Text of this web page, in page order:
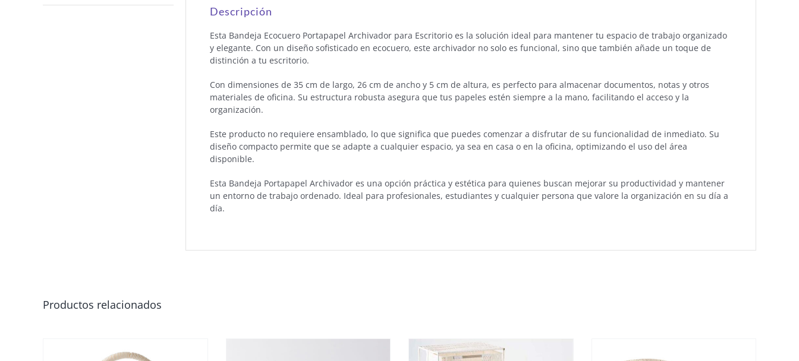
Descripción
Esta Bandeja Ecocuero Portapapel Archivador para Escritorio es la solución ideal para mantener tu espacio de trabajo organizado
y elegante. Con un diseño sofisticado en ecocuero, este archivador no solo es funcional, sino que también añade un toque de
distinción a tu escritorio.
Con dimensiones de 35 cm de largo, 26 cm de ancho y 5 cm de altura, es perfecto para almacenar documentos, notas y otros
materiales de oficina. Su estructura robusta asegura que tus papeles estén siempre a la mano, facilitando el acceso y la
organización.
Este producto no requiere ensamblado, lo que significa que puedes comenzar a disfrutar de su funcionalidad de inmediato. Su
diseño compacto permite que se adapte a cualquier espacio, ya sea en casa o en la oficina, optimizando el uso del área
disponible.
Esta Bandeja Portapapel Archivador es una opción práctica y estética para quienes buscan mejorar su productividad y mantener
un entorno de trabajo ordenado. Ideal para profesionales, estudiantes y cualquier persona que valore la organización en su día a
día.
Productos relacionados